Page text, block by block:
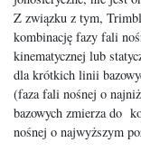
Z związku z tym,
kombinację fazy fali
kinematycznej lub
dla krótkich linii
(faza fali nośnej o
bazowych zmierza do
nośnej o najwyższym